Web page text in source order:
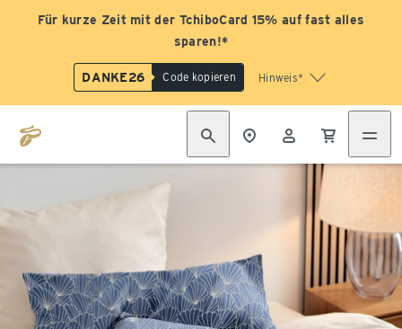
Für kurze Zeit mit der TchiboCard 15% auf fast alles
sparen!*
DANKE26 Code kopieren Hinweis*